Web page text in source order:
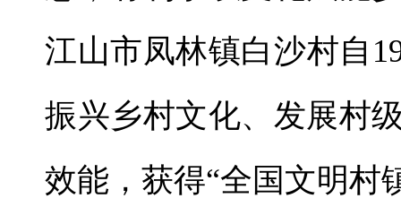
江山市凤林镇白沙村自
振兴乡村文化、发展村
效能，获得“全国文明村